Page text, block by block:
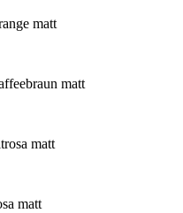
matt
matt
matt
matt